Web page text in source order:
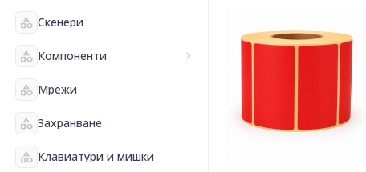
category Скенери
category Компоненти chevron_right
category Мрежи
category Захранване
category Клавиатури и мишки